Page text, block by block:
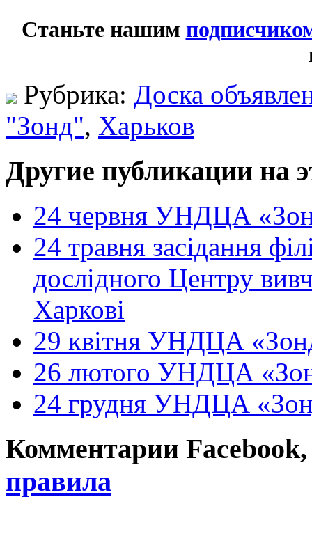
Станьте нашим
Рубрика: Доска
"Зонд", Харьков
Другие публикации на
24 червня УНДЦА
24 травня засідання
дослідного Центру
Харкові
29 квітня УНДЦА
26 лютого УНДЦА
24 грудня УНДЦА
Комментарии
правила